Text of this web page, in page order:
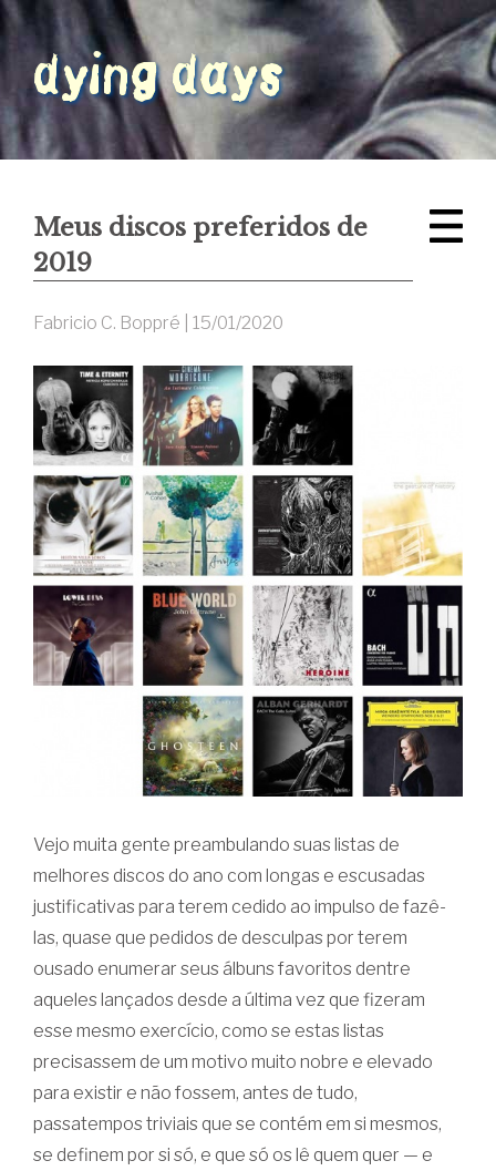
Meus discos preferidos de
2019
Fabricio C. Boppré | 15/01/2020
Vejo muita gente preambulando suas listas de
melhores discos do ano com longas e escusadas
justificativas para terem cedido ao impulso de fazê-
las, quase que pedidos de desculpas por terem
ousado enumerar seus álbuns favoritos dentre
aqueles lançados desde a última vez que fizeram
esse mesmo exercício, como se estas listas
precisassem de um motivo muito nobre e elevado
para existir e não fossem, antes de tudo,
passatempos triviais que se contém em si mesmos,
se definem por si só, e que só os lê quem quer — e